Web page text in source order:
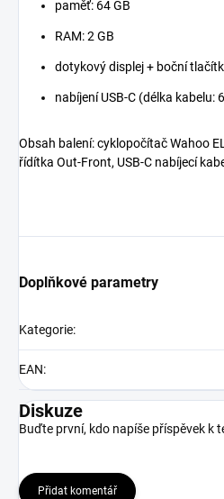
paměť: 64 GB
RAM: 2 GB
dotykový displej + boční
nabíjení USB-C (délka kabelu:
Obsah balení: cyklopočítač Wahoo
řídítka Out-Front, USB-C nabíjecí
Doplňkové parametry
Kategorie:
EAN:
Diskuze
Buďte první, kdo napíše příspěvek k
Přidat komentář